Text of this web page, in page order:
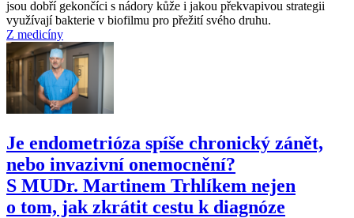
jsou dobří gekončíci s nádory kůže i jakou překvapivou strategii
využívají bakterie v biofilmu pro přežití svého druhu.
Z medicíny
Je endometrióza spíše chronický zánět,
nebo invazivní onemocnění?
S MUDr. Martinem Trhlíkem nejen
o tom, jak zkrátit cestu k diagnóze